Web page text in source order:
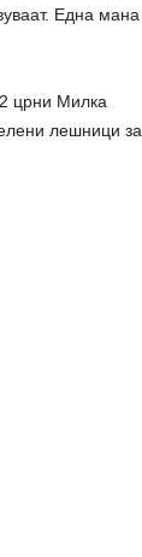
Една мана
црни Милка
лешници за